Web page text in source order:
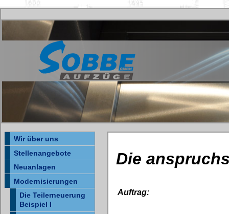
Wir über uns
Stellenangebote
Neuanlagen
Modernisierungen
Die Teilerneuerung
Beispiel I
Die
Auftrag: